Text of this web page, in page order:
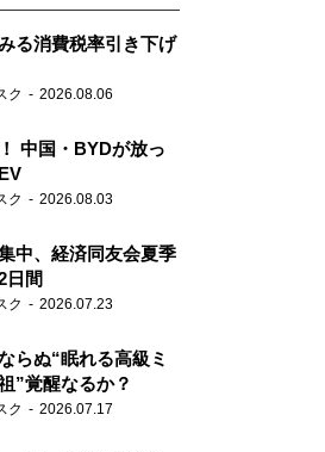
る消費税率引き下げ
ク 2026.08.06
中国・BYDが放っ
ク 2026.08.03
中、経済同友会夏季
日間
ク 2026.07.23
らぬ“眠れる高級ミ
”覚醒なるか？
ク 2026.07.17